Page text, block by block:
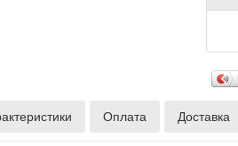
Оплата Доставка